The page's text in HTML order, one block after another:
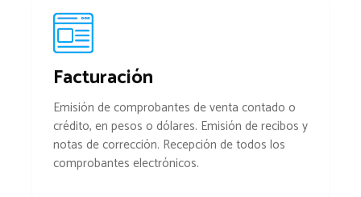
Facturación
Emisión de comprobantes de venta contado o
crédito, en pesos o dólares. Emisión de recibos y
notas de corrección. Recepción de todos los
comprobantes electrónicos.